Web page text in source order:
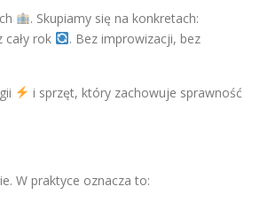
. Skupiamy się na konkretach:
rok
. Bez improwizacji, bez
i sprzęt, który zachowuje sprawność
W praktyce oznacza to: